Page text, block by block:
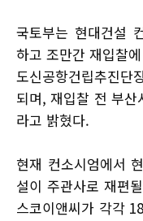
국토부는 현대건설
하고 조만간 재입찰
도신공항건립추진단
되며, 재입찰 전 부산
라고 밝혔다.
현재 컨소시엄에서
설이 주관사로 재편
스코이앤씨가 각각